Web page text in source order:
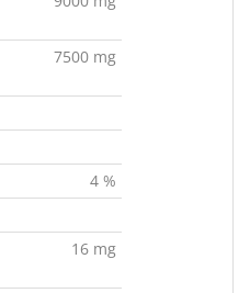
7500 mg
4 %
16 mg